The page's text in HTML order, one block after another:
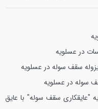
در عسلویه
سقف سوله در عسلویه
سوله در عسلویه
"عایقکاری سقف سوله" با عایق